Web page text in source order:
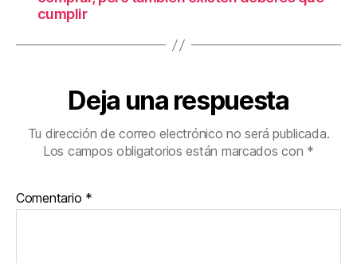
cumplir
Deja una respuesta
Tu dirección de correo electrónico no será publicada.
Los campos obligatorios están marcados con *
Comentario *